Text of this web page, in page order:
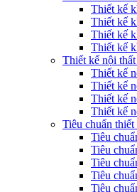
Thiết kế
Thiết kế
Thiết kế
Thiết kế
Thiết kế nội
Thiết kế
Thiết kế
Thiết kế
Thiết kế
Tiêu chuẩn thiết
Tiêu
Tiêu
Tiêu
Tiêu
Tiêu